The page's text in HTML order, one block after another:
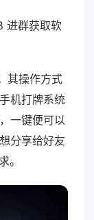
进群获取软
其操作方式
机打牌系统
一键便可以
分享给好友
。